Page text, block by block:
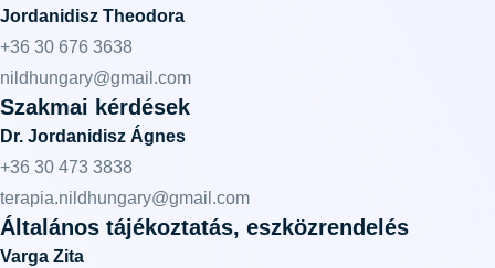
Jordanidisz Theodora
+36 30 676 3638
nildhungary@gmail.com
Szakmai kérdések
Dr. Jordanidisz Ágnes
+36 30 473 3838
terapia.nildhungary@gmail.com
Általános tájékoztatás, eszközrendelés
Varga Zita